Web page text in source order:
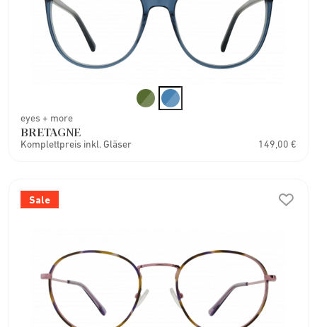
eyes + more
BRETAGNE
Komplettpreis inkl. Gläser 149,00 €
Sale